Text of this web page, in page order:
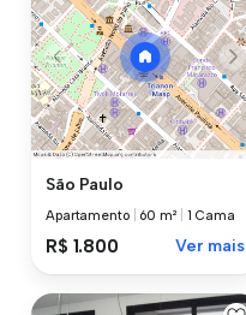
São Paulo
Apartamento 60 m² 1 Cama
R$ 1.800 Ver mais